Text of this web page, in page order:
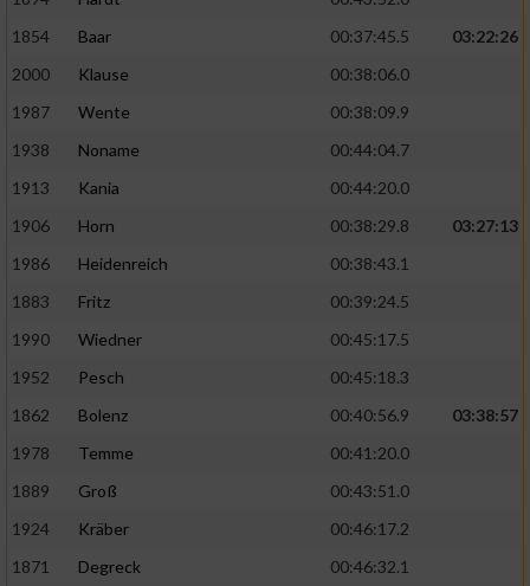
1854
Baar 00:37:45.5
03:22:26
2000
Klause
00:38:06.0
1987
Wente
00:38:09.9
1938
Noname
00:44:04.7
1913
Kania
00:44:20.0
1906
Horn 00:38:29.8
03:27:13
1986
Heidenreich
00:38:43.1
1883
Fritz
00:39:24.5
1990
Wiedner
00:45:17.5
1952
Pesch
00:45:18.3
1862
Bolenz 00:40:56.9
03:38:57
1978
Temme
00:41:20.0
1889
Groß
00:43:51.0
1924
Kräber
00:46:17.2
1871
Degreck
00:46:32.1